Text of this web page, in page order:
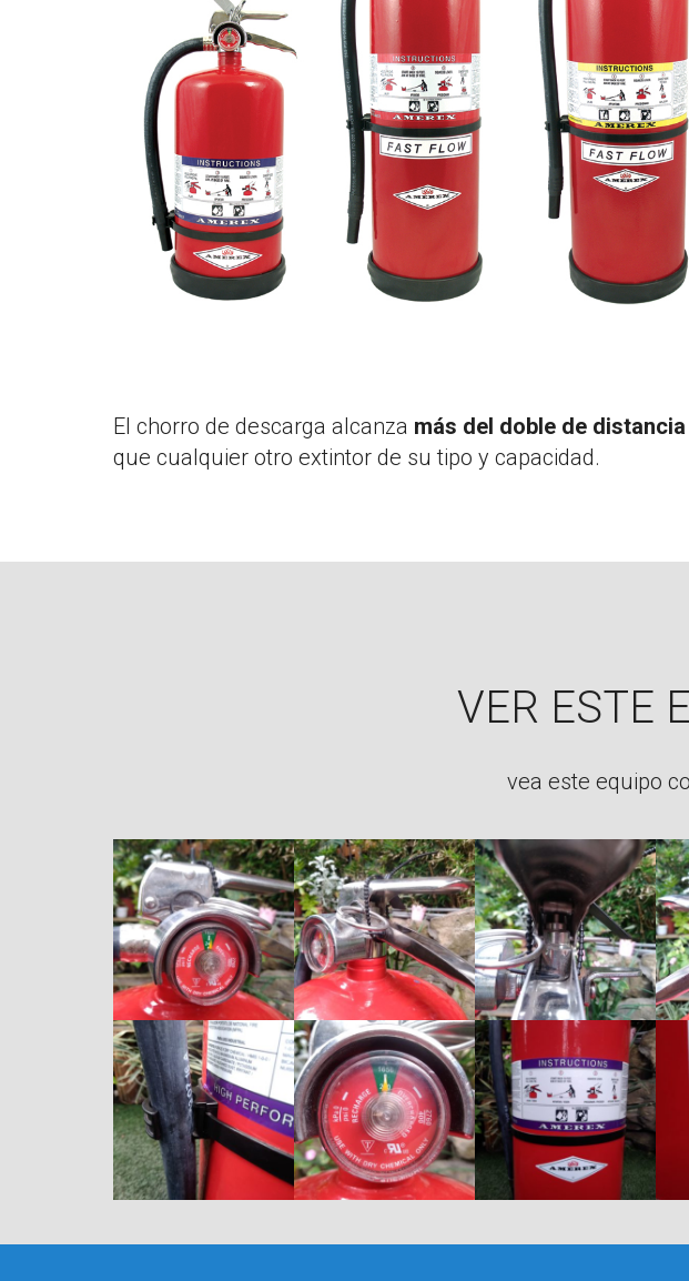
El chorro de descarga alcanza más del doble de distancia
que cualquier otro extintor de su tipo y capacidad.
VER ESTE
vea este equipo